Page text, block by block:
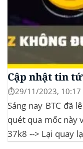
Cập nhật tin
⏱️29/11/2023, 10:17
Sáng nay BTC đã
quét qua mốc này
37k8 --> Lại quay